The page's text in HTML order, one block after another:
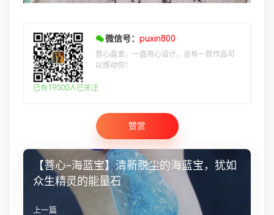
微信号： puxin800
菩心晶舍，一直用心设计，总有一款作品可
以感动你！
已有19000人已关注
赞赏
【菩心-海蓝宝】清新脱尘的海蓝宝，犹如
众生精灵的能量石
上一篇